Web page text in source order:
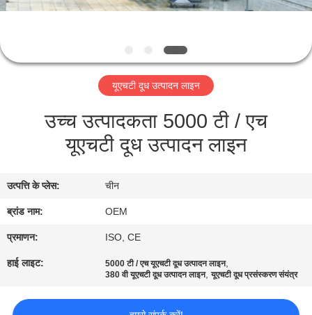
गुणवत्ता
की
विनती
करे
यूएचटी दूध उत्पादन लाइन
उच्च उत्पादकता 5000 टी / एच
यूएचटी दूध उत्पादन लाइन
उत्पत्ति के प्लेस: चीन
ब्रांड नाम: OEM
प्रमाणन: ISO, CE
हाई लाइट: 5000 टी / एच यूएचटी दूध उत्पादन लाइन,
380 वी यूएचटी दूध उत्पादन लाइन,यूएचटी दूध प्रसंस्करण संयंत्र